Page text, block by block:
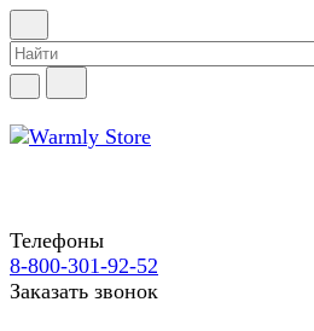
Телефоны
8-800-301-92-52
Заказать звонок